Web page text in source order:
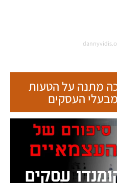
מתנה על הטעות